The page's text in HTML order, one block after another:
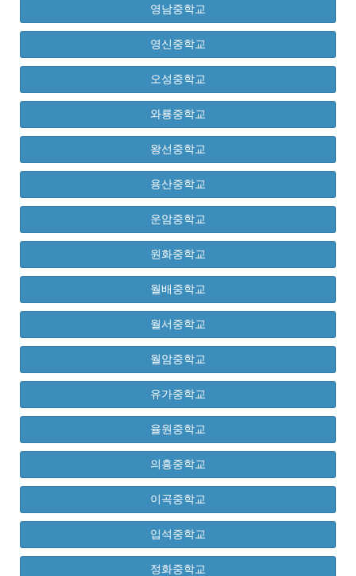
영남중학교
영신중학교
오성중학교
와룡중학교
왕선중학교
용산중학교
운암중학교
원화중학교
월배중학교
월서중학교
월암중학교
유가중학교
율원중학교
의흥중학교
이곡중학교
입석중학교
정화중학교